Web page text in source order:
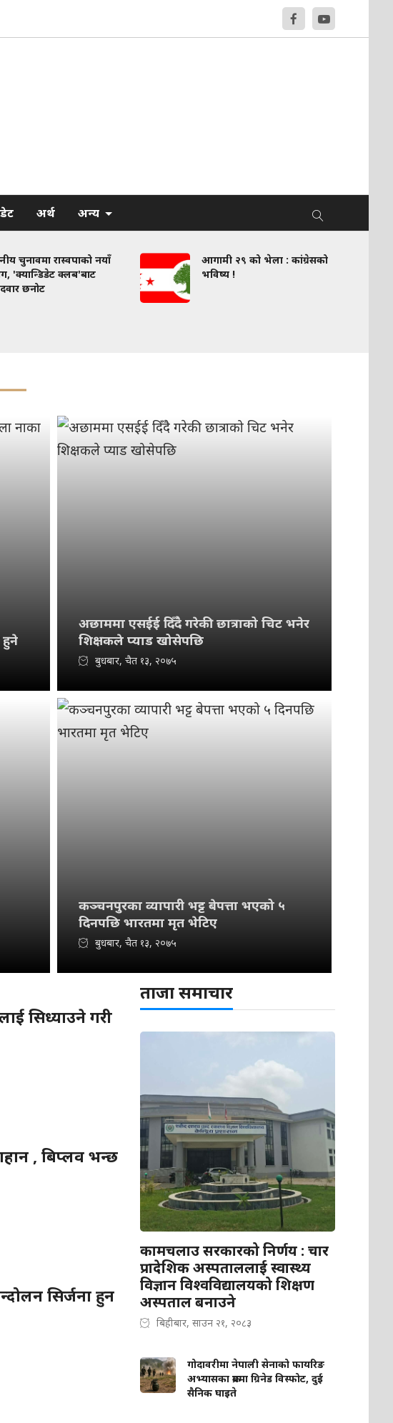
अर्थ अन्य
चुनावमा रास्वपाको नयाँ
'क्यान्डिडेट क्लब'बाट
छनोट
आगामी २९ को भेला : कांग्रेसको
भविष्य !
हुने
अछाममा एसईई दिँदै गरेकी छात्राको चिट भनेर
शिक्षकले प्याड खोसेपछि
बुधबार, चैत १३, २०७५
कञ्चनपुरका व्यापारी भट्ट बेपत्ता भएको ५
दिनपछि भारतमा मृत भेटिए
बुधबार, चैत १३, २०७५
सिध्याउने गरी
, बिप्लव भन्छ
सिर्जना हुन
ताजा समाचार
कामचलाउ सरकारको निर्णय : चार
प्रादेशिक अस्पताललाई स्वास्थ्य
विज्ञान विश्वविद्यालयको शिक्षण
अस्पताल बनाउने
बिहीबार, साउन २१, २०८३
गोदावरीमा नेपाली सेनाको फायरिङ
अभ्यासका क्रममा ग्रिनेड विस्फोट, दुई
सैनिक घाइते